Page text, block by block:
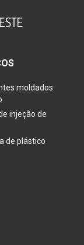
moldados
injeção de
de plástico